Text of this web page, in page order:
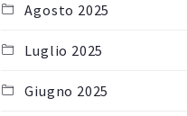
Agosto 2025
Luglio 2025
Giugno 2025